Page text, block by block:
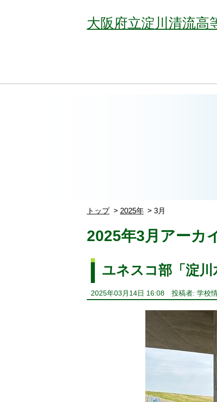
大阪府立淀川清流高
トップ 2025年 3月
2025年3月アーカ
ユネスコ部「淀川
2025年03月14日 16:08 投稿者: 学校